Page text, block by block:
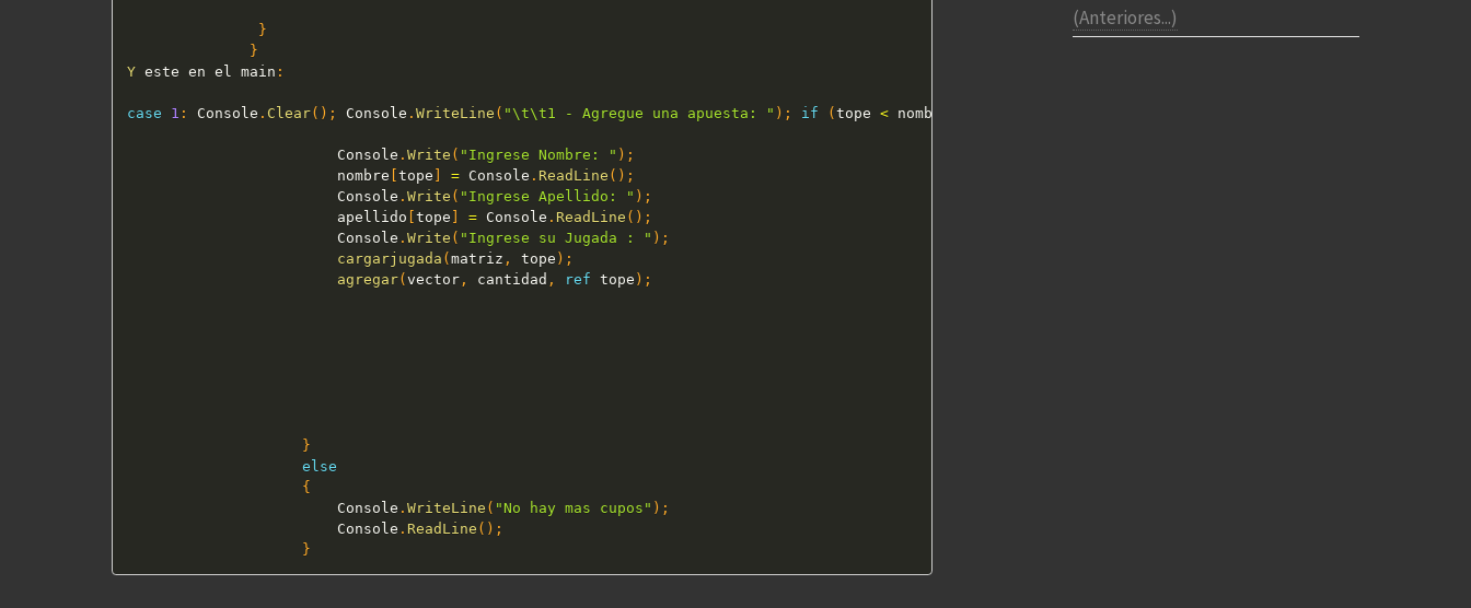
}
}
Y este en el main :
case 1 : Console . Clear( ) ; Console . WriteLine ( "\t\t1 - Agregue una apuesta: " ) ; if ( tope < nombre
                        Console
. Write ( "Ingrese Nombre: " ) ;
                        nombre
tope = Console . ReadLine ( ) ;
                        Console
. Write ( "Ingrese Apellido: " ) ;
                        apellido
tope = Console . ReadLine ( ) ;
                        Console
. Write ( "Ingrese su Jugada : " ) ;
cargarjugada ( matriz , tope ) ;
agregar( vector , cantidad , ref tope ) ;
}
else
{
                        Console
. WriteLine ( "No hay mas cupos" ) ;
                        Console
. ReadLine ( ) ;
}
(Anteriores...)